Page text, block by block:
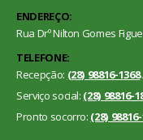
ENDEREÇO:
Rua Drº Nilton Gomes
TELEFONE:
Recepção: (28) 98816-1368
Serviço social: (28) 98816-
Pronto socorro: (28)